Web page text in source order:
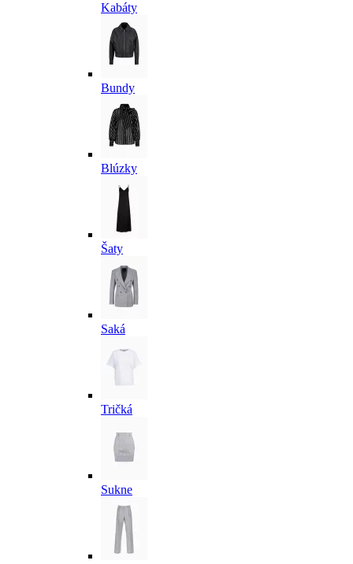
Kabáty
Bundy
Blúzky
Šaty
Saká
Tričká
Sukne